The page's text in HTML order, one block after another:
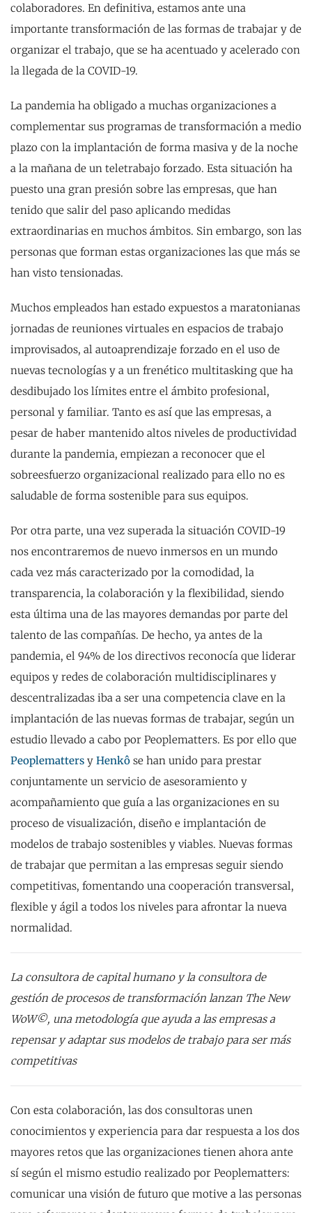
colaboradores. En definitiva, estamos ante una
importante transformación de las formas de trabajar y de
organizar el trabajo, que se ha acentuado y acelerado con
la llegada de la COVID-19.
La pandemia ha obligado a muchas organizaciones a
complementar sus programas de transformación a medio
plazo con la implantación de forma masiva y de la noche
a la mañana de un teletrabajo forzado. Esta situación ha
puesto una gran presión sobre las empresas, que han
tenido que salir del paso aplicando medidas
extraordinarias en muchos ámbitos. Sin embargo, son las
personas que forman estas organizaciones las que más se
han visto tensionadas.
Muchos empleados han estado expuestos a maratonianas
jornadas de reuniones virtuales en espacios de trabajo
improvisados, al autoaprendizaje forzado en el uso de
nuevas tecnologías y a un frenético multitasking que ha
desdibujado los límites entre el ámbito profesional,
personal y familiar. Tanto es así que las empresas, a
pesar de haber mantenido altos niveles de productividad
durante la pandemia, empiezan a reconocer que el
sobreesfuerzo organizacional realizado para ello no es
saludable de forma sostenible para sus equipos.
Por otra parte, una vez superada la situación COVID-19
nos encontraremos de nuevo inmersos en un mundo
cada vez más caracterizado por la comodidad, la
transparencia, la colaboración y la flexibilidad, siendo
esta última una de las mayores demandas por parte del
talento de las compañías. De hecho, ya antes de la
pandemia, el 94% de los directivos reconocía que liderar
equipos y redes de colaboración multidisciplinares y
descentralizadas iba a ser una competencia clave en la
implantación de las nuevas formas de trabajar, según un
estudio llevado a cabo por Peoplematters. Es por ello que
Peoplematters y Henkô se han unido para prestar
conjuntamente un servicio de asesoramiento y
acompañamiento que guía a las organizaciones en su
proceso de visualización, diseño e implantación de
modelos de trabajo sostenibles y viables. Nuevas formas
de trabajar que permitan a las empresas seguir siendo
competitivas, fomentando una cooperación transversal,
flexible y ágil a todos los niveles para afrontar la nueva
normalidad.
La consultora de capital humano y la consultora de
gestión de procesos de transformación lanzan The New
WoW©, una metodología que ayuda a las empresas a
repensar y adaptar sus modelos de trabajo para ser más
competitivas
Con esta colaboración, las dos consultoras unen
conocimientos y experiencia para dar respuesta a los dos
mayores retos que las organizaciones tienen ahora ante
sí según el mismo estudio realizado por Peoplematters:
comunicar una visión de futuro que motive a las personas